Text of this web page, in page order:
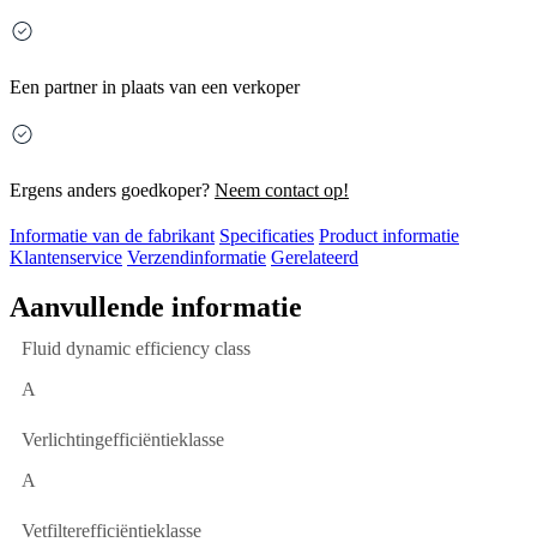
Een partner in plaats van een verkoper
Ergens anders goedkoper? Neem contact op!
Informatie van de fabrikant Specificaties Product informatie
Klantenservice Verzendinformatie Gerelateerd
Aanvullende informatie
Fluid dynamic efficiency class
A
Verlichtingefficiëntieklasse
A
Vetfilterefficiëntieklasse